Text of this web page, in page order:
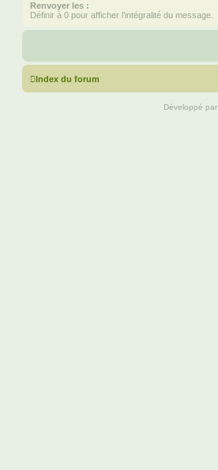
Renvoyer les :
Définir à 0 pour afficher l’intégralité du message.
Index du forum
Développé par